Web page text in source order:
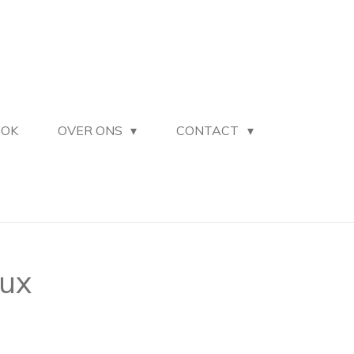
OVER ONS CONTACT